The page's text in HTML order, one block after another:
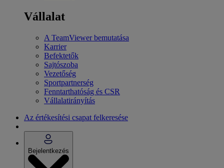
Vállalat
A TeamViewer bemutatása
Karrier
Befektetők
Sajtószoba
Vezetőség
Sportpartnerség
Fenntarthatóság és CSR
Vállalatirányítás
Az értékesítési csapat felkeresése
Bejelentkezés